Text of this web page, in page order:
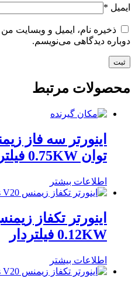
ایمیل *
ذخیره نام، ایمیل و وبسایت
دوباره دیدگاهی می‌نویسم.
محصولات مرتبط
توان 0.75KW فیلتردار
اطلاعات بیشتر
0.12KW فیلتردار
اطلاعات بیشتر